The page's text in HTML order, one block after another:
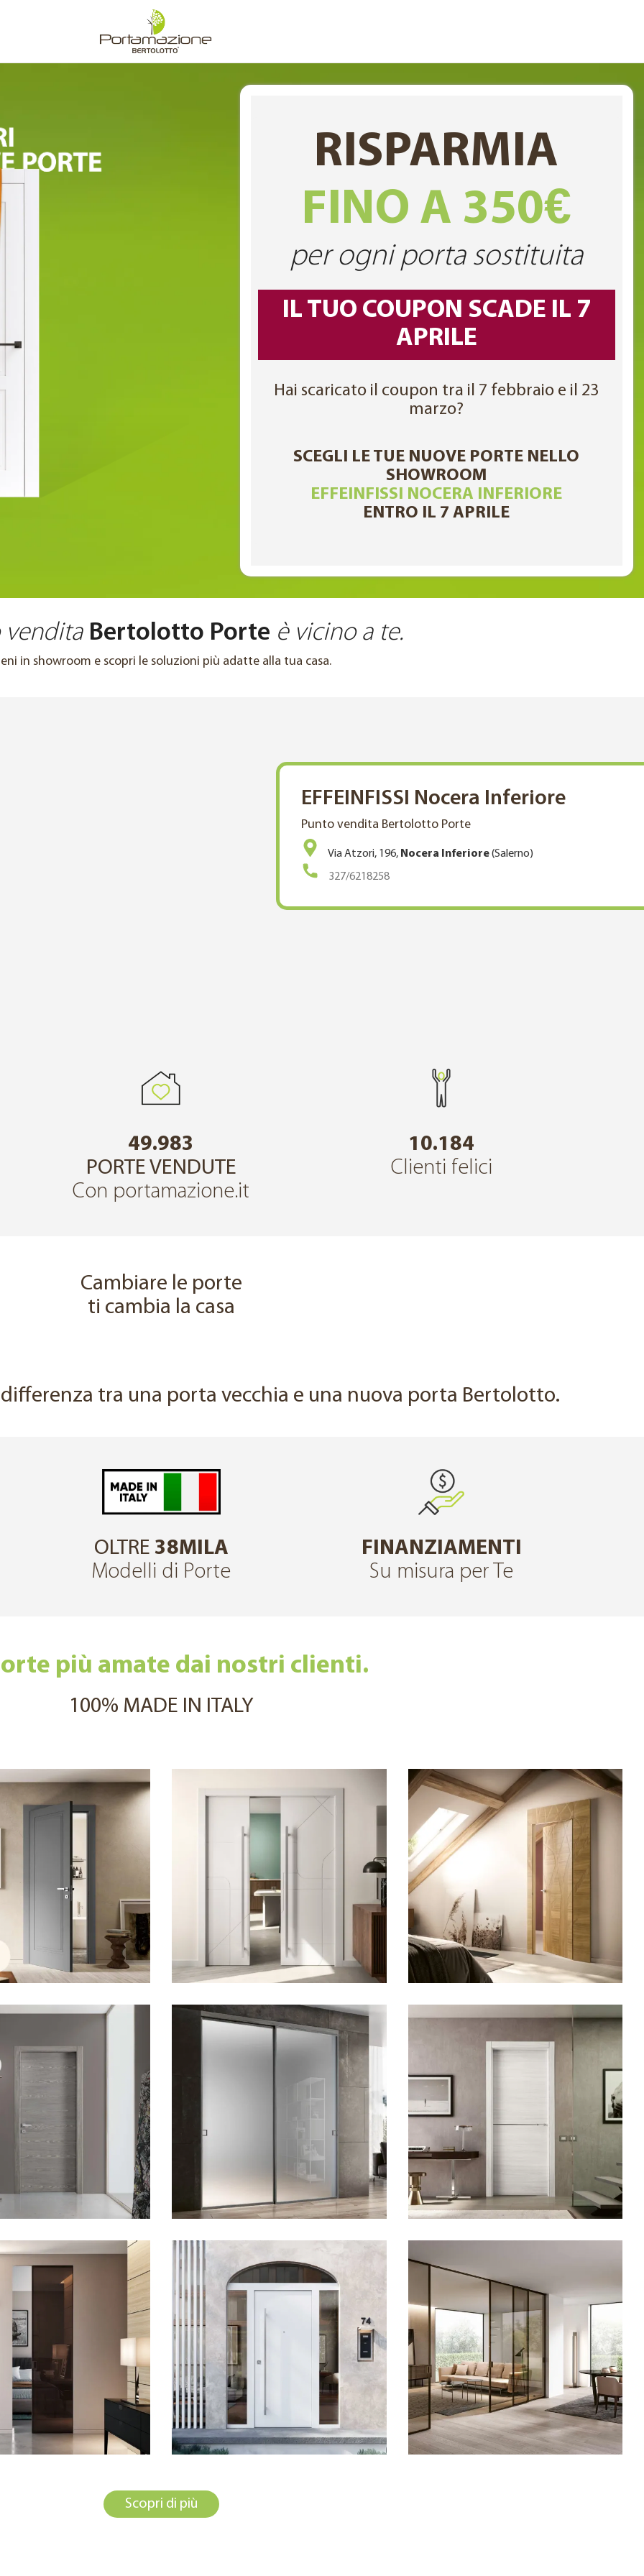
RISPARMIA
FINO A 350€
per ogni porta sostituita
IL TUO COUPON SCADE IL 7
APRILE
Hai scaricato il coupon tra il 7 febbraio e il 23
marzo?
SCEGLI LE TUE NUOVE PORTE NELLO
SHOWROOM
EFFEINFISSI NOCERA INFERIORE
ENTRO IL 7 APRILE
Bertolotto Porte è vicino a te.
in showroom e scopri le soluzioni più adatte alla tua casa.
EFFEINFISSI Nocera Inferiore
Punto vendita Bertolotto Porte
Via Atzori, 196, Nocera Inferiore(Salerno)
327/6218258
49.983
PORTE VENDUTE
Con portamazione.it
10.184
Clienti felici
Cambiare le porte
ti cambia la casa
tra una porta vecchia e una nuova porta Bertolotto.
OLTRE 38MILA
Modelli di Porte
FINANZIAMENTI
Su misura per Te
più amate dai nostri clienti.
100% MADE IN ITALY
Scopri di più